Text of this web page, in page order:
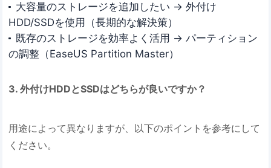
大容量のストレージを追加したい → 外付け
HDD/SSDを使用（長期的な解決策）
既存のストレージを効率よく活用 → パーティション
の調整（EaseUS Partition Master）
3. 外付けHDDとSSDはどちらが良いですか？
用途によって異なりますが、以下のポイントを参考にして
ください。